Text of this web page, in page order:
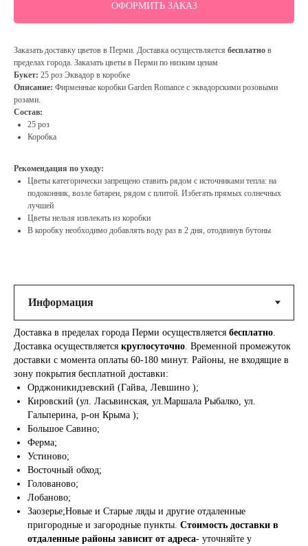
ОФОРМИТЬ ЗАКАЗ
Заказать доставку цветов в Перми. Доставка осуществляется бесплатно в
пределах города. Заказать цветы в Перми по низким ценам
Букет: 25 роз Эквадор в коробке
Описание: Фирменные коробки Garden Romance с эквадорскими розовыми
розами.
Состав:
25 роз
Коробка
Рекомендация по уходу:
Цветы категорически запрещено ставить рядом с источниками тепла: на
подоконник, возле батареи, рядом с плитой. Избегать прямых солнечных
лучшей
Цветы нельзя извлекать из коробки
В коробку необходимо добавлять воду раз в 2 дня, отодвинув бутоны
Доставка в пределах города Перми осуществляется бесплатно.
Доставка осуществляется круглосуточно. Временной промежуток
доставки с момента оплаты 60-180 минут. Районы, не входящие в
зону покрытия бесплатной доставки:
Орджоникидзевский (Гайва, Левшино );
Кировский (ул. Ласьвинская, ул.Маршала Рыбалко, ул.
Гальперина, р-он Крыма );
Большое Савино;
Ферма;
Устиново;
Восточный обход;
Голованово;
Лобаново;
Заозерье;Новые и Старые ляды и другие отдаленные
пригородные и загородные пункты. Стоимость доставки в
отдаленные районы зависит от адреса- уточняйте у